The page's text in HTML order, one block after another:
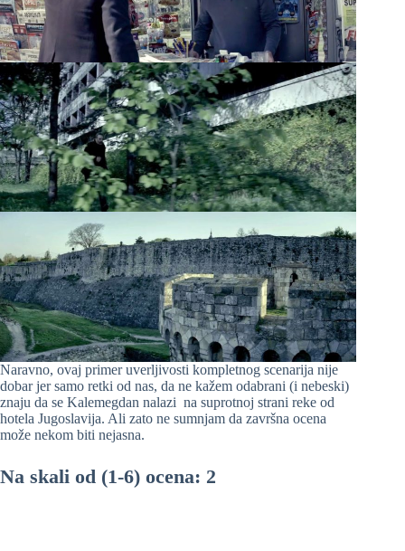
Naravno, ovaj primer uverljivosti kompletnog scenarija nije
dobar jer samo retki od nas, da ne kažem odabrani (i nebeski)
znaju da se Kalemegdan nalazi na suprotnoj strani reke od
hotela Jugoslavija. Ali zato ne sumnjam da završna ocena
može nekom biti nejasna.
Na skali od (1-6) ocena: 2